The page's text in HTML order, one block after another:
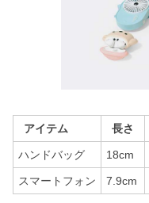
アイテム 長さ
ハンドバッグ 18cm
スマートフォン 7.9cm